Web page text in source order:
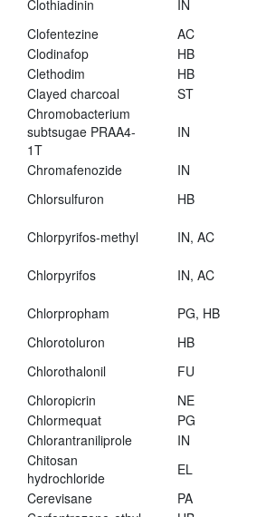
Clothiadinin
IN
Clofentezine
AC
Clodinafop
HB
Clethodim
HB
Clayed charcoal
ST
Chromobacterium
subtsugae PRAA4-
1T
IN
Chromafenozide IN
Chlorsulfuron
HB
Chlorpyrifos-methyl
IN, AC
Chlorpyrifos
IN, AC
Chlorpropham
PG, HB
Chlorotoluron
HB
Chlorothalonil
FU
Chloropicrin
NE
Chlormequat
PG
Chlorantraniliprole
IN
Chitosan
hydrochloride
EL
Cerevisane
PA